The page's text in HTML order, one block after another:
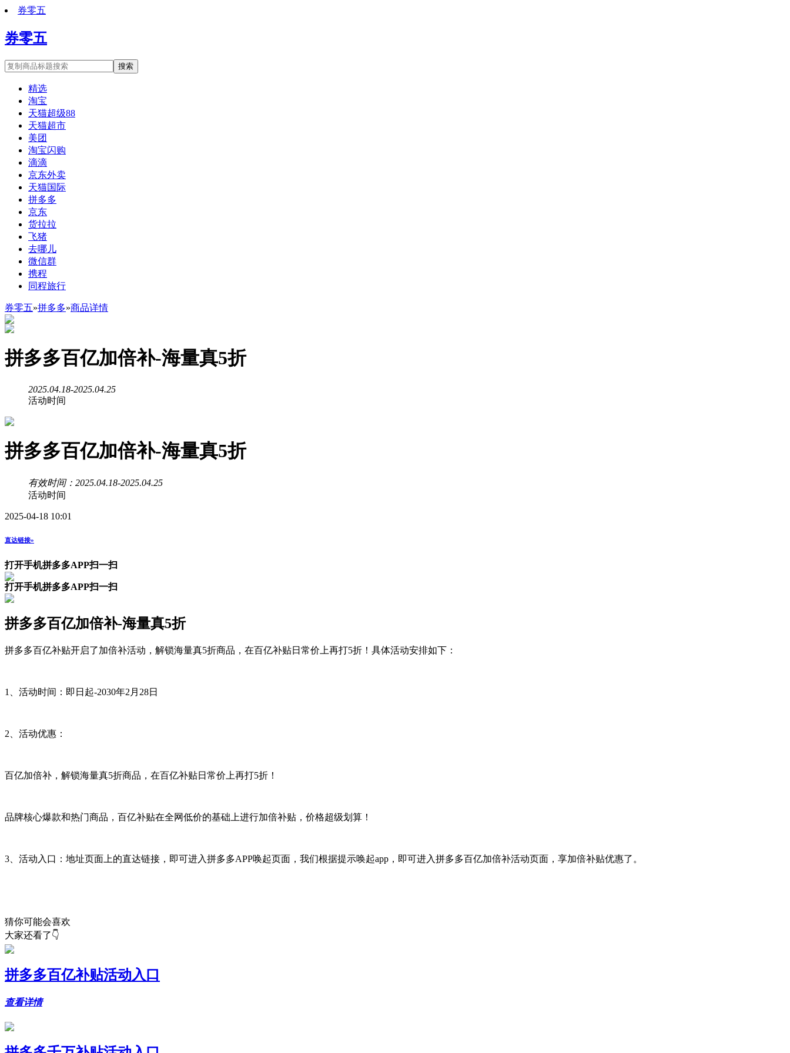
券零五
券零五
搜索
精选
淘宝
天猫超级88
天猫超市
美团
淘宝闪购
滴滴
京东外卖
天猫国际
拼多多
京东
货拉拉
飞猪
去哪儿
微信群
携程
同程旅行
券零五»拼多多»商品详情
拼多多百亿加倍补-海量真5折
2025.04.18-2025.04.25
活动时间
拼多多百亿加倍补-海量真5折
有效时间：2025.04.18-2025.04.25
活动时间
2025-04-18 10:01
直达链接»
打开手机拼多多APP扫一扫
打开手机拼多多APP扫一扫
拼多多百亿加倍补-海量真5折
拼多多百亿补贴开启了加倍补活动，解锁海量真5折商品，在百亿补贴日常价上再打5折！具体活动安排如下：
1、活动时间：即日起-2030年2月28日
2、活动优惠：
百亿加倍补，解锁海量真5折商品，在百亿补贴日常价上再打5折！
品牌核心爆款和热门商品，百亿补贴在全网低价的基础上进行加倍补贴，价格超级划算！
3、活动入口：地址页面上的直达链接，即可进入拼多多APP唤起页面，我们根据提示唤起app，即可进入拼多多百亿加倍补活动页面，享加倍补贴优惠了。
猜你可能会喜欢
大家还看了👇
拼多多百亿补贴活动入口
查看详情